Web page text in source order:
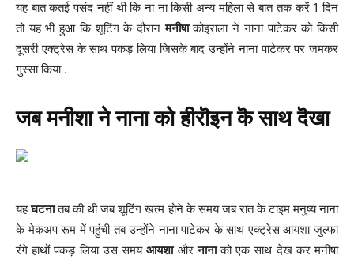
यह बात कतई पसंद नहीं थी कि ना ना किसी अन्य महिला से बात तक करें 1 दिन
तो यह भी हुआ कि शूटिंग के दौरानमनीषाकोइराला ने नाना पाटेकर को किसी
दूसरी एक्ट्रेस के साथ पकड़ लिया जिसके बाद उन्होंने नाना पाटेकर पर जमकर
गुस्सा किया .
जब मनीशा ने नाना को हीरॊइन कॆ साथ दॆखा
यहघटनातब की थी जब शूटिंग खत्म होने के समय जब रात के टाइम मनुष्य नाना
के मेकअप रूम में पहुंची तब उन्होंने नाना पाटेकर के साथ एक्ट्रेस आयशा जुल्फा
रंगे हाथों पकड़ लिया उस समयआयशाऔरनानाको एक साथ देख कर मनीषा